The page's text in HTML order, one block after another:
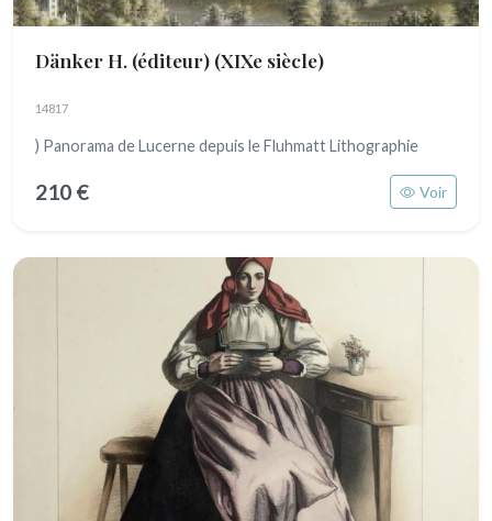
Dänker H. (éditeur) (XIXe siècle)
14817
) Panorama de Lucerne depuis le Fluhmatt Lithographie
210 € Voir